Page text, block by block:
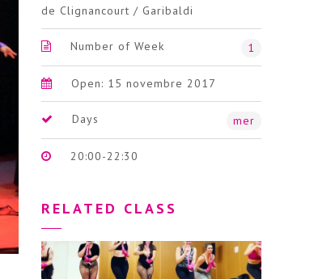
de Clignancourt / Garibaldi
Number of Week 1
Open: 15 novembre 2017
Days mer
20:00-22:30
RELATED CLASS